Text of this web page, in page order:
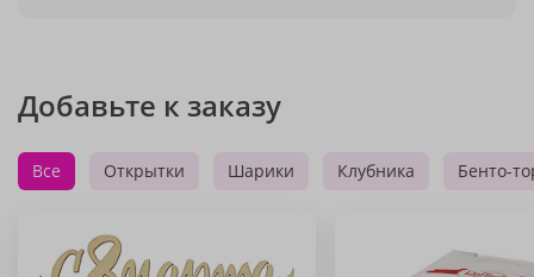
Добавьте к заказу
Все Открытки Шарики Клубника Бенто-